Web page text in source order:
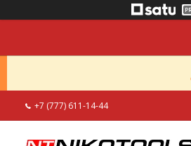
+7 (777) 611-14-44